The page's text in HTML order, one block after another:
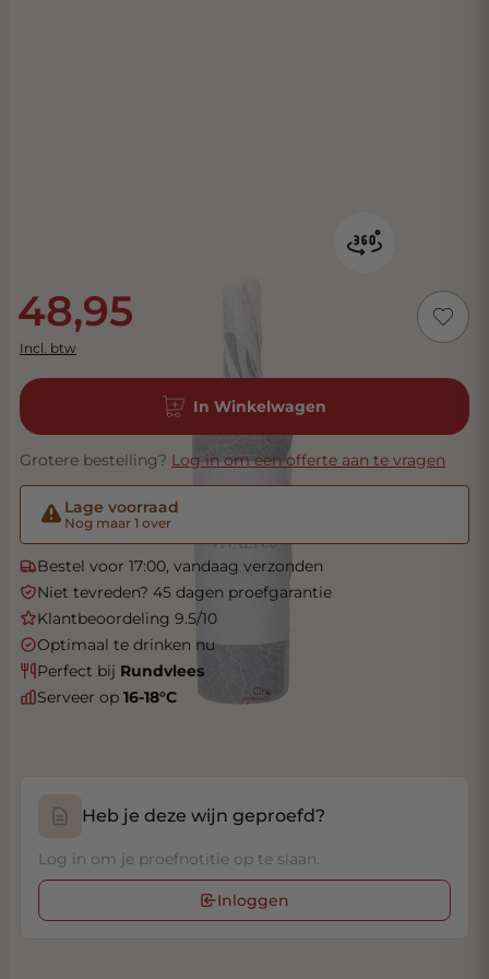
48,95
Incl. btw
In Winkelwagen
Grotere bestelling? Log in om een offerte aan te vragen
Lage voorraad
Nog maar 1 over
Bestel voor 17:00, vandaag verzonden
Niet tevreden? 45 dagen proefgarantie
Klantbeoordeling 9.5/10
Optimaal te drinken nu
Perfect bij Rundvlees
Serveer op 16-18°C
Heb je deze wijn geproefd?
Log in om je proefnotitie op te slaan.
Inloggen